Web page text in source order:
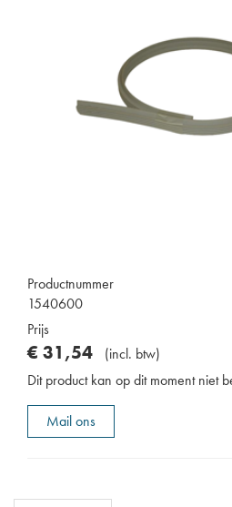
Productnummer
1540600
Prijs
€ 31,54 (incl. btw)
Dit product kan op dit moment niet
Mail ons